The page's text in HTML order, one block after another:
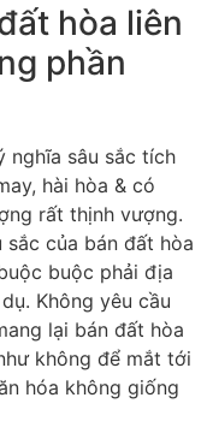
hòa liên
phần
nghĩa sâu sắc tích
hài hòa & có
rất thịnh vượng.
sắc của bán đất hòa
buộc phải địa
Không yêu cầu
lại bán đất hòa
không để mắt tới
hóa không giống